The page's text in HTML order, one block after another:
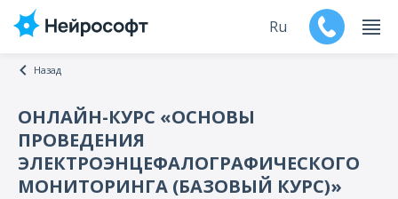
Поддержка
Ru
Назад
ОНЛАЙН-КУРС «ОСНОВЫ
ПРОВЕДЕНИЯ
ЭЛЕКТРОЭНЦЕФАЛОГРАФИЧЕСКОГО
МОНИТОРИНГА (БАЗОВЫЙ КУРС)»